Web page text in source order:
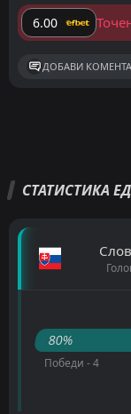
6.00
ДОБАВИ
СТАТИСТИКА
80%
Победи - 4